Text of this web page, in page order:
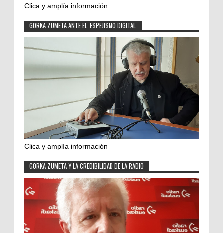
Clica y amplía información
GORKA ZUMETA ANTE EL 'ESPEJISMO DIGITAL'
Clica y amplía información
GORKA ZUMETA Y LA CREDIBILIDAD DE LA RADIO